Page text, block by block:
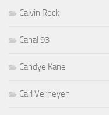
Calvin Rock
Canal 93
Candye Kane
Carl Verheyen